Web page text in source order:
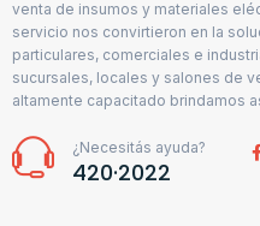
venta de insumos y materiales
servicio nos convirtieron en la
particulares, comerciales e
sucursales, locales y salones de
altamente capacitado brindamos
¿Necesitás ayuda?
420·2022